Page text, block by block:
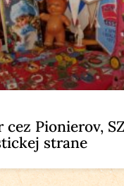
cez Pionierov,
strane